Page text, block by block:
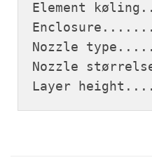
Element
Nozzle
Nozzle
Layer